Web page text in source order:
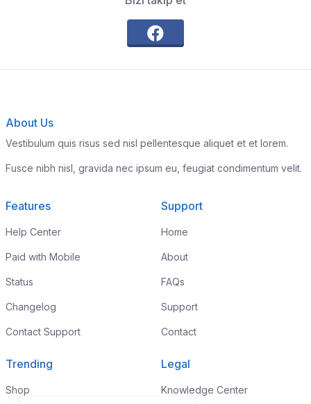
About Us
Vestibulum quis risus sed nisl pellentesque aliquet et et lorem.
Fusce nibh nisl, gravida nec ipsum eu, feugiat condimentum velit.
Features
Help Center
Paid with Mobile
Status
Changelog
Contact Support
Support
Home
About
FAQs
Support
Contact
Trending
Shop
Legal
Knowledge Center